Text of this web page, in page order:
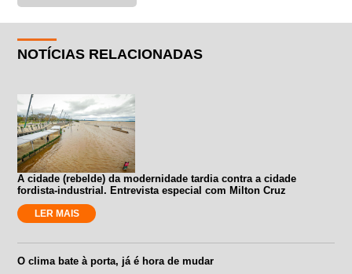
NOTÍCIAS RELACIONADAS
A cidade (rebelde) da modernidade tardia contra a cidade
fordista-industrial. Entrevista especial com Milton Cruz
LER MAIS
O clima bate à porta, já é hora de mudar